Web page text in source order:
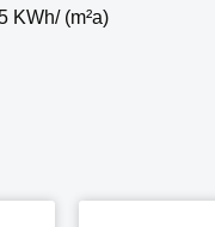
KWh/ (m²a)